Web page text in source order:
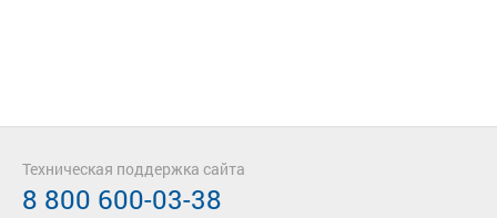
Техническая поддержка сайта
8 800 600-03-38